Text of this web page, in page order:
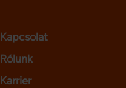
Kapcsolat
Rólunk
Karrier